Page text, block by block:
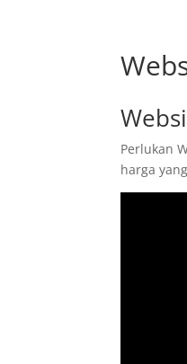
Perlukan
harga